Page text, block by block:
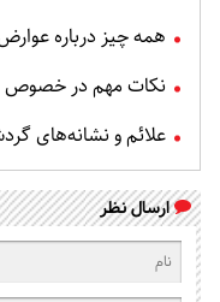
همه چیز درباره
نکات مهم در
علائم و نشانه‌های
ارسال نظر